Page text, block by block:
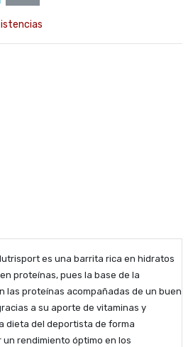
es una barrita rica en hidratos
proteínas, pues la base de la
las proteínas acompañadas de un buen
a su aporte de vitaminas y
dieta del deportista de forma
rendimiento óptimo en los